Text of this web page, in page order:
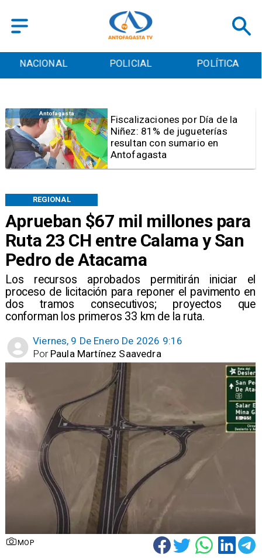
POLICIAL POLÍTICA CULTURA
Aprueban $67 mil millones para
Ruta 23 CH entre Calama y San
Pedro de Atacama
Los recursos aprobados permitirán iniciar el
proceso de licitación para reponer el pavimento en
dos tramos consecutivos; proyectos que
conforman los primeros 33 km de la ruta.
REGIONAL
Viernes, 9 De Enero De 2026 9:16
Paula Martínez Saavedra
Por
MOP
Antofagasta
Tribunal frena opción de pena
mixta para Karen Rojo por